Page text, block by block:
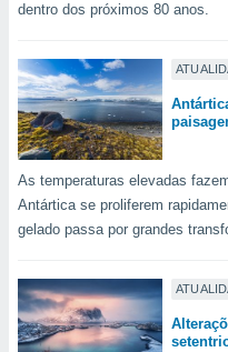
dentro dos próximos 80 anos.
As temperaturas elevadas
Antártica se proliferem
gelado passa por grandes